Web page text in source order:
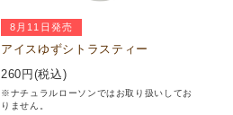
8月11日発売
アイスゆずシトラスティー
260 円(税込)
※ナチュラルローソンではお取り扱いしてお
りません。